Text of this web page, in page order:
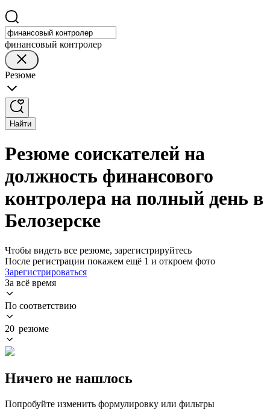
финансовый контролер
Резюме
Найти
Резюме соискателей на
должность финансового
контролера на полный день в
Белозерске
Чтобы видеть все резюме, зарегистрируйтесь
После регистрации покажем ещё 1 и откроем фото
Зарегистрироваться
За всё время
По соответствию
20 резюме
Ничего не нашлось
Попробуйте изменить формулировку или фильтры